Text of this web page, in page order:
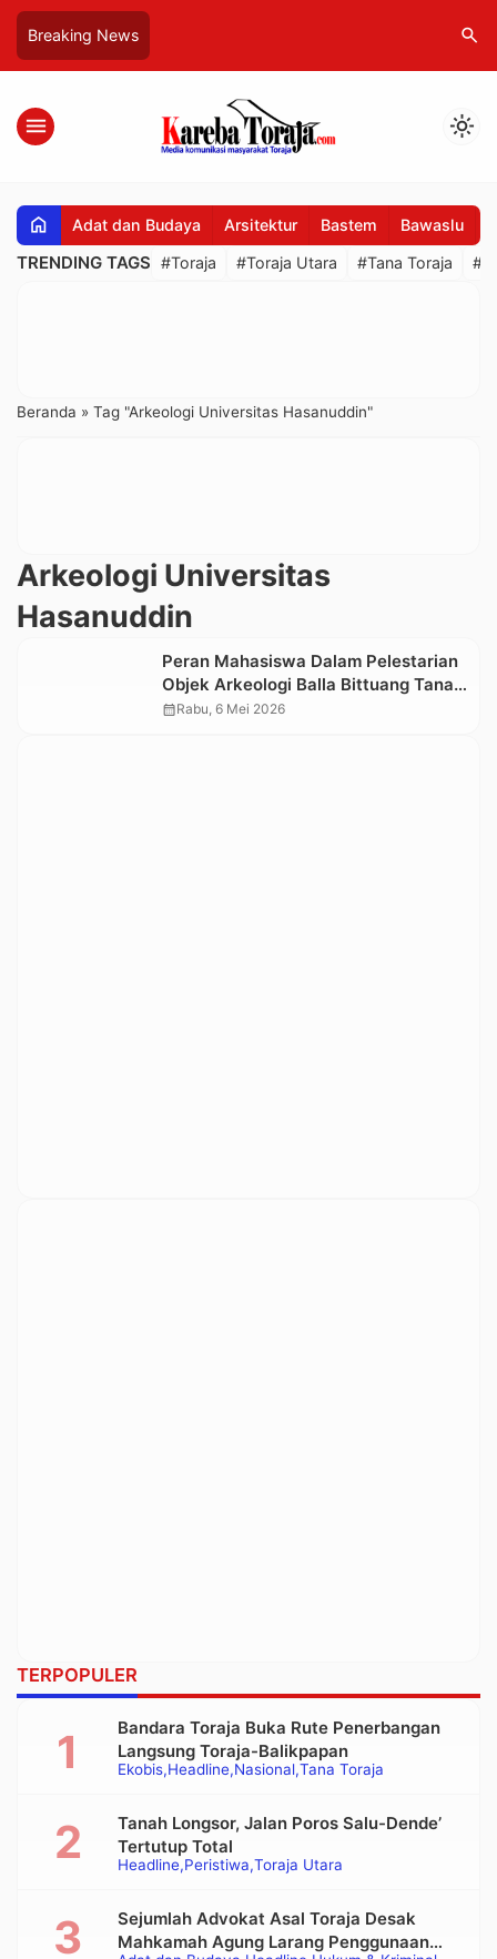
Breaking News search
menu light_mode
home Adat dan Budaya Arsitektur Bastem Bawaslu
TRENDING TAGS #Toraja #Toraja Utara #Tana Toraja
Beranda » Tag "Arkeologi Universitas Hasanuddin"
Arkeologi Universitas
Hasanuddin
Peran Mahasiswa Dalam Pelestarian
Objek Arkeologi Balla Bittuang Tana
Toraja
calendar_monthRabu, 6 Mei 2026
TERPOPULER
Ekobis Headline Nasional Tana Toraja
Bandara Toraja Buka Rute Penerbangan
Langsung Toraja-Balikpapan
Headline Peristiwa Toraja Utara
Tanah Longsor, Jalan Poros Salu-Dende’
Tertutup Total
Sejumlah Advokat Asal Toraja Desak
Mahkamah Agung Larang Penggunaan